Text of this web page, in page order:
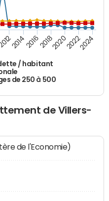
/ habitant
de 250 à 500
201420162018202020222024
de Villers-
de l'Economie)